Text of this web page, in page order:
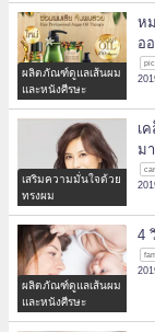
ผลิตภัณฑ์ดูแลเส้นผม
และหนังศีรษะ
ห
อ
เสริมความมั่นใจด้วย
ทรงผม
เ
ม
ผลิตภัณฑ์ดูแลเส้นผม
และหนังศีรษะ
4